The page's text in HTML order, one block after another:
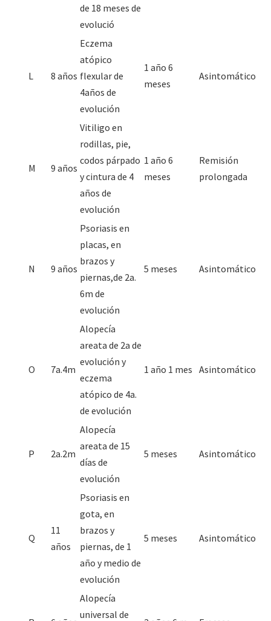
de 18 meses de
evolució
L 8 años
Eczema
atópico
flexular de
4años de
evolución
1 año 6
meses
Asintomático
M 9 años
Vitiligo en
rodillas, pie,
codos párpado
y cintura de 4
años de
evolución
1 año 6
meses
Remisión
prolongada
N 9 años
Psoriasis en
placas, en
brazos y
piernas,de 2a.
6m de
evolución
5 meses Asintomático
O 7a.4m
Alopecía
areata de 2a de
evolución y
eczema
atópico de 4a.
de evolución
1 año 1 mes Asintomático
P 2a.2m
Alopecía
areata de 15
días de
evolución
5 meses Asintomático
Q
11
años
Psoriasis en
gota, en
brazos y
piernas, de 1
año y medio de
evolución
5 meses Asintomático
Alopecía
universal de